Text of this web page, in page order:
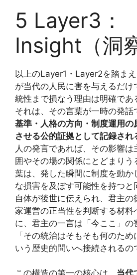
5 Layer3：
Insight（洞
以上のLayer1・Layer2を踏ま
が当代の人民に害を与えるだけ
統性まで損なう理由は明確であ
それは、その言葉が一時の発話
基準・人格の方向・制度運用の
させる公的証拠として記録され
人の発言であれば、その影響
囲やその場の関係にとどまりう
葉は、発した瞬間に制度を動か
な損害を及ぼす可能性を持つと
自体が後世に伝えられ、君主の
家運営の正当性を判断する材料
に、君主の一言は「今ここ」の
「その統治はそもそも何のた
いう歴史的問いへ接続されるの
この構造の第一の核心は、 当代